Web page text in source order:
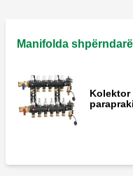
Manifolda
Kolektor